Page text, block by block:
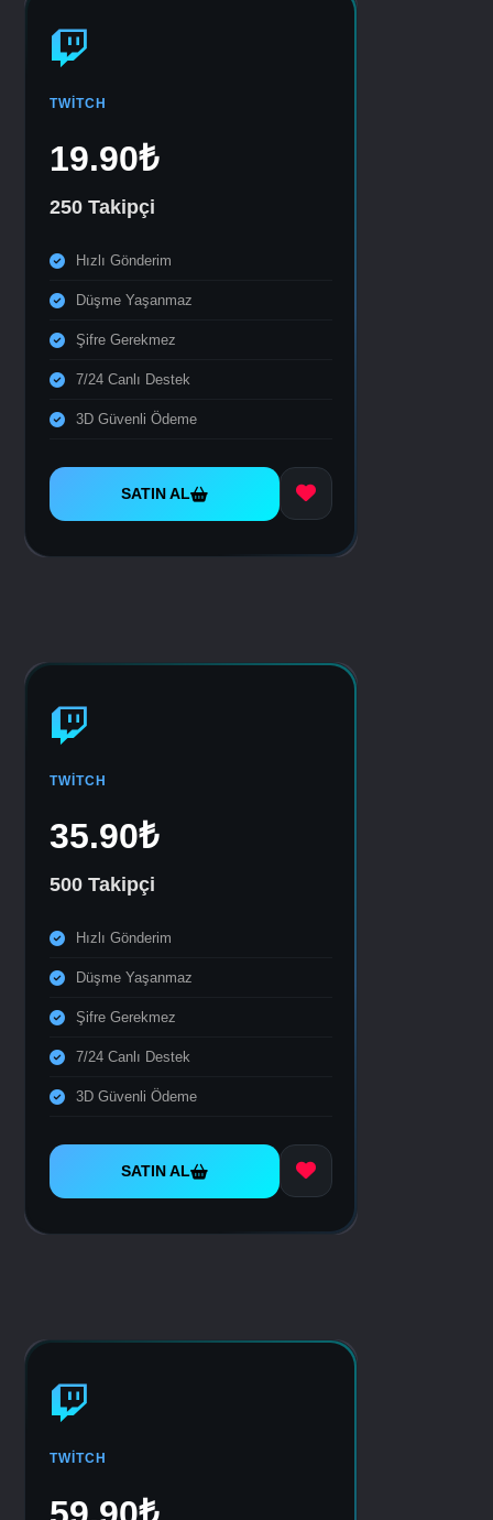
TWITCH
19.90₺
250 Takipçi
Hızlı Gönderim
Düşme Yaşanmaz
Şifre Gerekmez
7/24 Canlı Destek
3D Güvenli Ödeme
SATIN AL
TWITCH
35.90₺
500 Takipçi
Hızlı Gönderim
Düşme Yaşanmaz
Şifre Gerekmez
7/24 Canlı Destek
3D Güvenli Ödeme
SATIN AL
TWITCH